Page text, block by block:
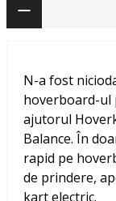
N-a fost
hoverboard-ul
ajutorul
Balance. În
rapid pe
de prindere,
kart electric.